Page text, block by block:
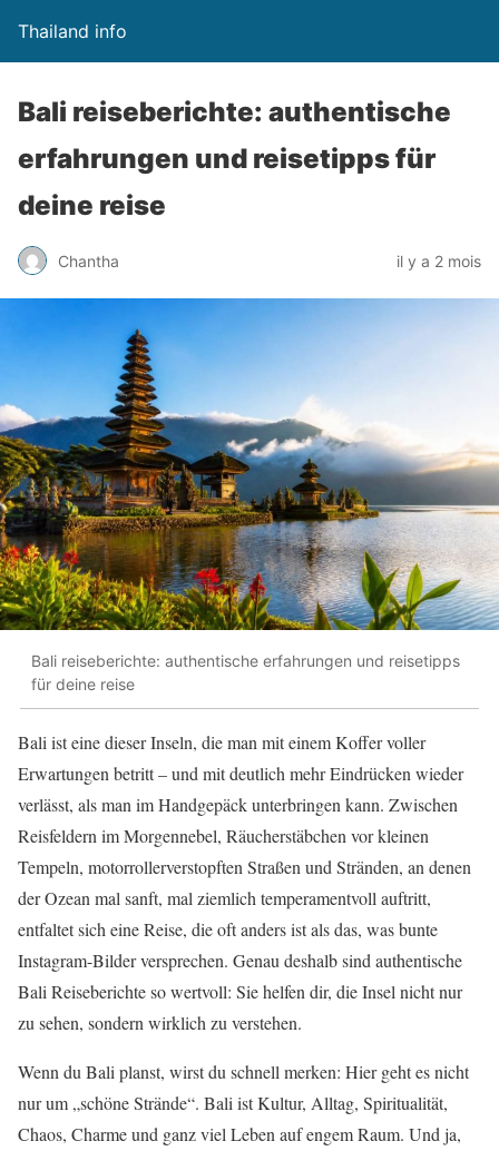
Thailand info
Bali reiseberichte: authentische
erfahrungen und reisetipps für
deine reise
Chantha il y a 2 mois
Bali reiseberichte: authentische erfahrungen und reisetipps
für deine reise
Bali ist eine dieser Inseln, die man mit einem Koffer voller
Erwartungen betritt – und mit deutlich mehr Eindrücken wieder
verlässt, als man im Handgepäck unterbringen kann. Zwischen
Reisfeldern im Morgennebel, Räucherstäbchen vor kleinen
Tempeln, motorrollerverstopften Straßen und Stränden, an denen
der Ozean mal sanft, mal ziemlich temperamentvoll auftritt,
entfaltet sich eine Reise, die oft anders ist als das, was bunte
Instagram-Bilder versprechen. Genau deshalb sind authentische
Bali Reiseberichte so wertvoll: Sie helfen dir, die Insel nicht nur
zu sehen, sondern wirklich zu verstehen.
Wenn du Bali planst, wirst du schnell merken: Hier geht es nicht
nur um „schöne Strände“. Bali ist Kultur, Alltag, Spiritualität,
Chaos, Charme und ganz viel Leben auf engem Raum. Und ja,